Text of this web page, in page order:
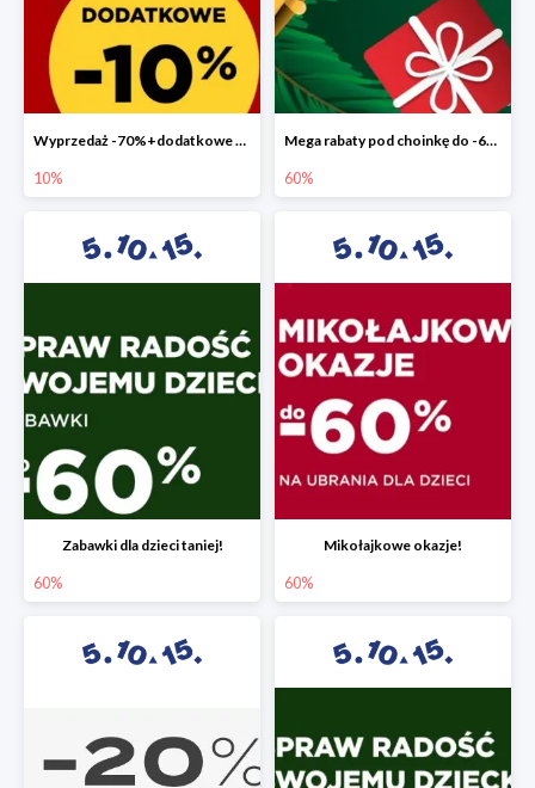
Wyprzedaż -70%+dodatkowe 10%
10%
Mega rabaty pod choinkę do -60%
60%
Zabawki dla dzieci taniej!
60%
Mikołajkowe okazje!
60%